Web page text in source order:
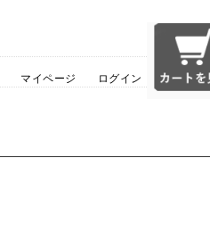
マイページ ログイン